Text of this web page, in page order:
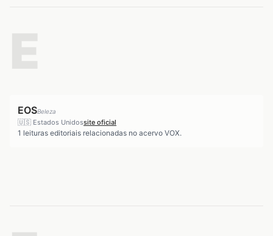
EOSBeleza
🇺🇸 Estados Unidossite oficial
1 leituras editoriais relacionadas no acervo VOX.